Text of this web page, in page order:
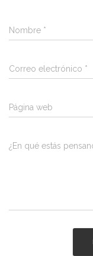
Nombre *
Correo electrónico *
Página web
¿En qué estás